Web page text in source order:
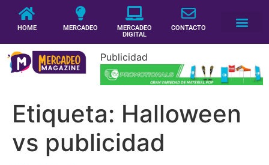
HOME MERCADEO
MERCADEO
DIGITAL
CONTACTO
Publicidad
Etiqueta: Halloween
vs publicidad